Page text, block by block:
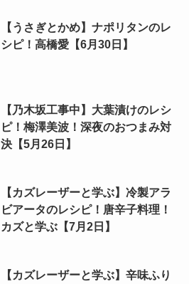
【うさぎとかめ】ナポリタンのレ
シピ！高橋愛【6月30日】
【乃木坂工事中】大葉漬けのレシ
ピ！梅澤美波！深夜のおつまみ対
決【5月26日】
【カズレーザーと学ぶ】冷製アラ
ビアータのレシピ！唐辛子料理！
カズと学ぶ【7月2日】
【カズレーザーと学ぶ】辛味ふり